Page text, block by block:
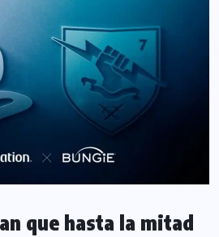
que hasta la mitad